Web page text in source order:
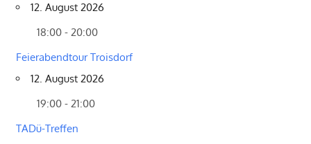
12. August 2026
18:00 - 20:00
Feierabendtour Troisdorf
12. August 2026
19:00 - 21:00
TADü-Treffen